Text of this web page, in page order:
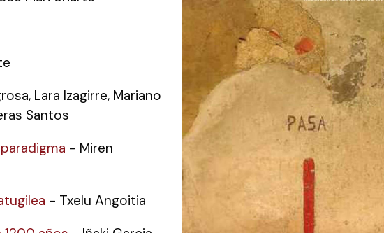
Lara Izagirre, Mariano
Santos
- Miren
- Txelu Angoitia